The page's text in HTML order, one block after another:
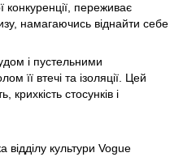
конкуренції, переживає
намагаючись віднайти себе
і пустельними
її втечі та ізоляції. Цей
стосунків і
відділу культури Vogue